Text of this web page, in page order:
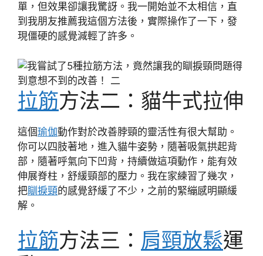
單，但效果卻讓我驚訝。我一開始並不太相信，直
到我朋友推薦我這個方法後，實際操作了一下，發
現僵硬的感覺減輕了許多。
拉筋方法二：貓牛式拉伸
這個瑜伽動作對於改善脖頸的靈活性有很大幫助。
你可以四肢著地，進入貓牛姿勢，隨著吸氣拱起背
部，隨著呼氣向下凹背，持續做這項動作，能有效
伸展脊柱，舒緩頸部的壓力。我在家練習了幾次，
把瞓捩頸的感覺舒緩了不少，之前的緊繃感明顯緩
解。
拉筋方法三： 肩頸放鬆運